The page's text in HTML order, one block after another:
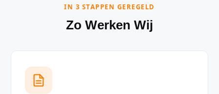
IN 3 STAPPEN GEREGELD
Zo Werken Wij